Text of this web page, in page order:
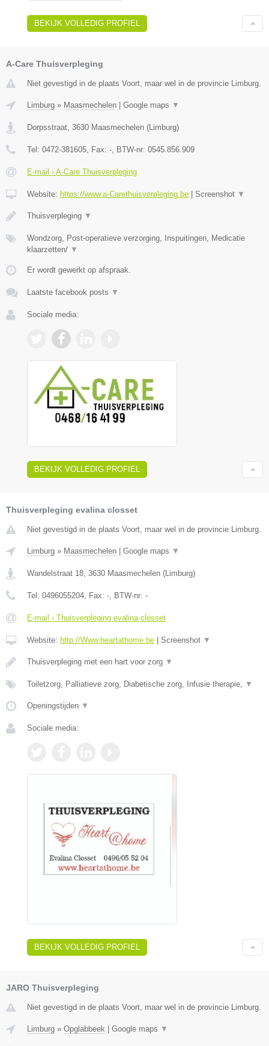
BEKIJK VOLLEDIG PROFIEL
A-Care Thuisverpleging
Niet gevestigd in de plaats Voort, maar wel in de provincie Limburg.
Limburg » Maasmechelen Google maps ▼
Dorpsstraat, 3630 Maasmechelen (Limburg)
Tel: 0472-381605, Fax: -, BTW-nr: 0545.856.909
E-mail › A-Care Thuisverpleging
Website: https://www.a-Carethuisverpleging.be Screenshot ▼
Thuisverpleging ▼
Wondzorg, Post-operatieve verzorging, Inspuitingen, Medicatie
klaarzetten/ ▼
Er wordt gewerkt op afspraak.
Laatste facebook posts ▼
Sociale media:
BEKIJK VOLLEDIG PROFIEL
Thuisverpleging evalina closset
Niet gevestigd in de plaats Voort, maar wel in de provincie Limburg.
Limburg » Maasmechelen Google maps ▼
Wandelstraat 18, 3630 Maasmechelen (Limburg)
Tel: 0496055204, Fax: -, BTW-nr: -
E-mail › Thuisverpleging evalina closset
Website: http://Www.heartathome.be Screenshot ▼
Thuisverpleging met een hart voor zorg ▼
Toiletzorg, Palliatieve zorg, Diabetische zorg, Infusie therapie, ▼
Openingstijden ▼
Sociale media:
BEKIJK VOLLEDIG PROFIEL
JARO Thuisverpleging
Niet gevestigd in de plaats Voort, maar wel in de provincie Limburg.
Limburg » Opglabbeek Google maps ▼